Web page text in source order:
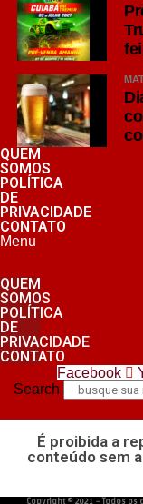
Consumidores
costumam
momentos de
marcante, como
grelhadas.
Weiss: tradição
Outro
tradicional cerveja
Elaborada com
cremosa e aromas
características
fermentação e sem
Por seu perfil
especialmente
carnes brancas.
Ultra: leveza para
As cervejas da
QUEM
SOMOS
POLÍTICA
DE
PRIVACIDADE
CONTATO
Menu
QUEM
SOMOS
POLÍTICA
DE
PRIVACIDADE
CONTATO
Facebook
Search
É proibida a
conteúdo sem
Copyright © 2021 - Todos os